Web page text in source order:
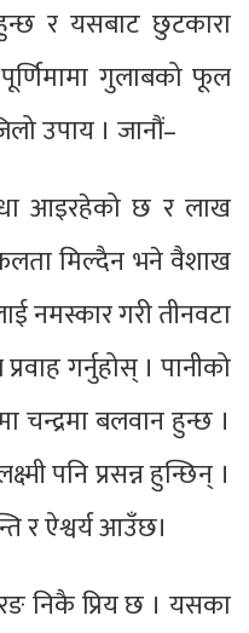
र यसबाट छुटकारा
गुलाबको फूल
उपाय । जानौं–
आइरहेको छ र लाख
मिल्दैन भने वैशाख
नमस्कार गरी तीनवटा
गर्नुहोस् । पानीको
चन्द्रमा बलवान हुन्छ ।
पनि प्रसन्न हुन्छिन् ।
र ऐश्वर्य आउँछ।
निकै प्रिय छ । यसका